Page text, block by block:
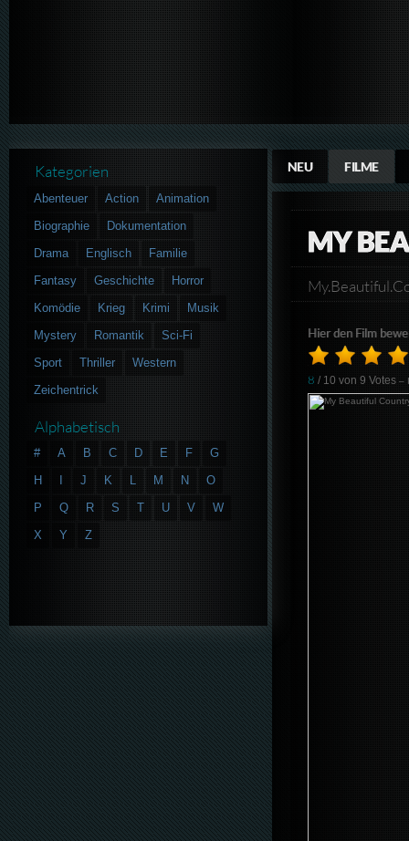
NEU FILME
MY
Hier den Film
8 / 10 von9 Votes –
Kategorien
Abenteuer Action
Animation
Biographie
Dokumentation
Drama
Englisch
Familie
Fantasy
Geschichte
Horror
Komödie
Krieg Krimi
Musik
Mystery
Romantik
Sci-Fi
Sport
Thriller
Western
Zeichentrick
Alphabetisch
# A B C D E F
G
H
J K L M N
O
P
Q R S T U V
W
X
Y Z